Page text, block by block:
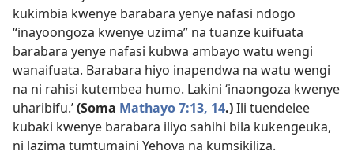
kukimbia kwenye barabara yenye nafasi ndogo
“inayoongoza kwenye uzima” na tuanze kuifuata
barabara yenye nafasi kubwa ambayo watu wengi
wanaifuata. Barabara hiyo inapendwa na watu wengi
na ni rahisi kutembea humo. Lakini ‘inaongoza kwenye
uharibifu.’(Soma Mathayo 7:13, 14.)Ili tuendelee
kubaki kwenye barabara iliyo sahihi bila kukengeuka,
ni lazima tumtumaini Yehova na kumsikiliza.